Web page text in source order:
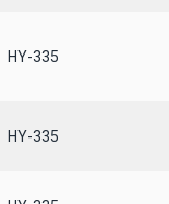
HY-335
HY-335